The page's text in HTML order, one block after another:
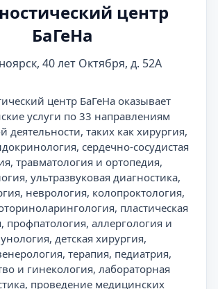
центр
БаГеНа
40 лет Октября, д. 52А
центр БаГеНа оказывает
услуги по 33 направлениям
деятельности, таких как хирургия,
сердечно-сосудистая
травматология и ортопедия,
ультразвуковая диагностика,
неврология, колопроктология,
пластическая
профпатология, аллергология и
детская хирургия,
терапия, педиатрия,
и гинекология, лабораторная
проведение медицинских